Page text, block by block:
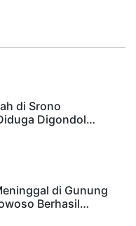
di Srono
Digondol…
di Gunung
Berhasil…